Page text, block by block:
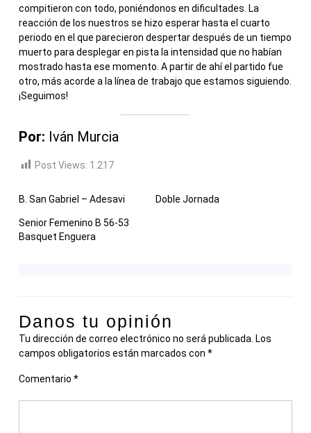
compitieron con todo, poniéndonos en dificultades. La
reacción de los nuestros se hizo esperar hasta el cuarto
periodo en el que parecieron despertar después de un tiempo
muerto para desplegar en pista la intensidad que no habían
mostrado hasta ese momento. A partir de ahí el partido fue
otro, más acorde a la línea de trabajo que estamos siguiendo.
¡Seguimos!
Por: Iván Murcia
Post Views: 1.217
B. San Gabriel – Adesavi Doble Jornada
Senior Femenino B 56-53
Basquet Enguera
Danos tu opinión
Tu dirección de correo electrónico no será publicada. Los
campos obligatorios están marcados con *
Comentario *